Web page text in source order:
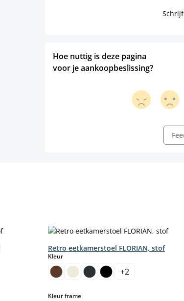
Hoe nuttig is deze pagina
voor je aankoopbeslissing?
Retro eetkamerstoel FLORIAN, stof
Kleurselect
+2
Kleur frameselect